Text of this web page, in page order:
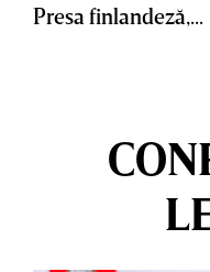
Presa finlandeză,...